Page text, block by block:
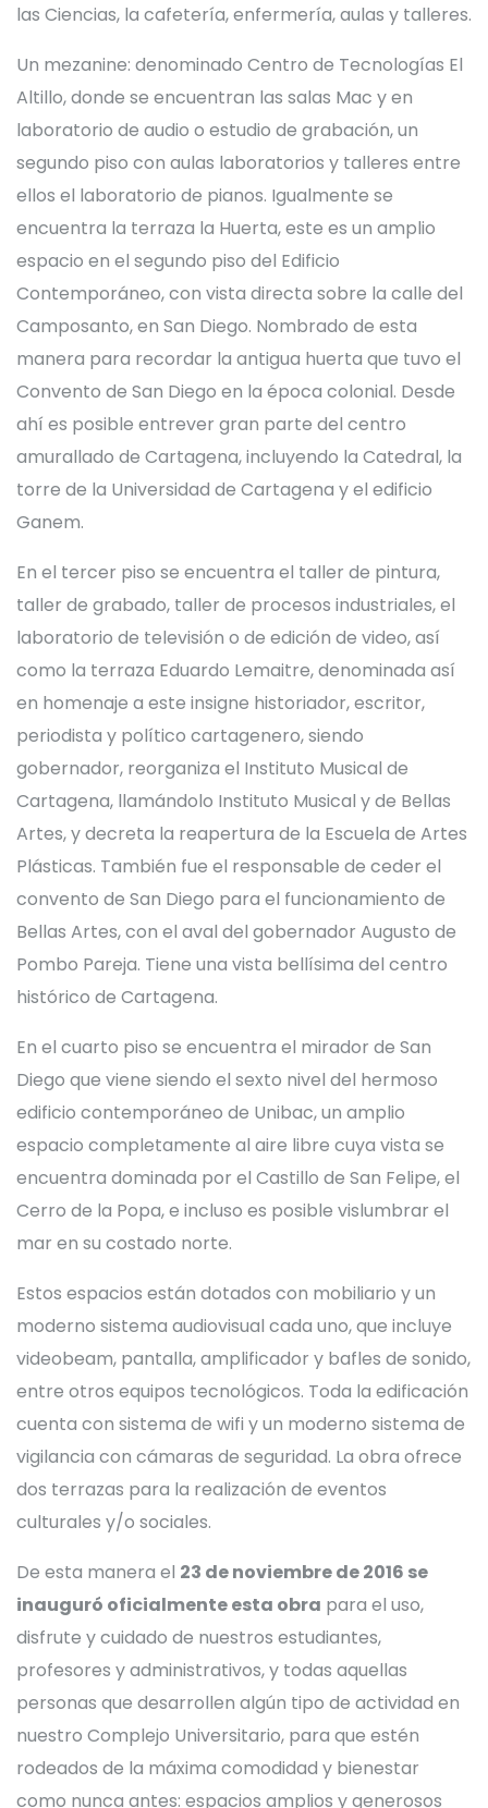
las Ciencias, la cafetería, enfermería, aulas y talleres.
Un mezanine: denominado Centro de Tecnologías El
Altillo, donde se encuentran las salas Mac y en
laboratorio de audio o estudio de grabación, un
segundo piso con aulas laboratorios y talleres entre
ellos el laboratorio de pianos. Igualmente se
encuentra la terraza la Huerta, este es un amplio
espacio en el segundo piso del Edificio
Contemporáneo, con vista directa sobre la calle del
Camposanto, en San Diego. Nombrado de esta
manera para recordar la antigua huerta que tuvo el
Convento de San Diego en la época colonial. Desde
ahí es posible entrever gran parte del centro
amurallado de Cartagena, incluyendo la Catedral, la
torre de la Universidad de Cartagena y el edificio
Ganem.
En el tercer piso se encuentra el taller de pintura,
taller de grabado, taller de procesos industriales, el
laboratorio de televisión o de edición de video, así
como la terraza Eduardo Lemaitre, denominada así
en homenaje a este insigne historiador, escritor,
periodista y político cartagenero, siendo
gobernador, reorganiza el Instituto Musical de
Cartagena, llamándolo Instituto Musical y de Bellas
Artes, y decreta la reapertura de la Escuela de Artes
Plásticas. También fue el responsable de ceder el
convento de San Diego para el funcionamiento de
Bellas Artes, con el aval del gobernador Augusto de
Pombo Pareja. Tiene una vista bellísima del centro
histórico de Cartagena.
En el cuarto piso se encuentra el mirador de San
Diego que viene siendo el sexto nivel del hermoso
edificio contemporáneo de Unibac, un amplio
espacio completamente al aire libre cuya vista se
encuentra dominada por el Castillo de San Felipe, el
Cerro de la Popa, e incluso es posible vislumbrar el
mar en su costado norte.
Estos espacios están dotados con mobiliario y un
moderno sistema audiovisual cada uno, que incluye
videobeam, pantalla, amplificador y bafles de sonido,
entre otros equipos tecnológicos. Toda la edificación
cuenta con sistema de wifi y un moderno sistema de
vigilancia con cámaras de seguridad. La obra ofrece
dos terrazas para la realización de eventos
culturales y/o sociales.
De esta manera el 23 de noviembre de 2016 se
inauguró oficialmente esta obra para el uso,
disfrute y cuidado de nuestros estudiantes,
profesores y administrativos, y todas aquellas
personas que desarrollen algún tipo de actividad en
nuestro Complejo Universitario, para que estén
rodeados de la máxima comodidad y bienestar
como nunca antes: espacios amplios y generosos